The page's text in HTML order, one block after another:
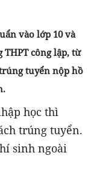
vào lớp 10 và
công lập, từ
tuyển nộp hồ
học thì
trúng tuyển.
sinh ngoài